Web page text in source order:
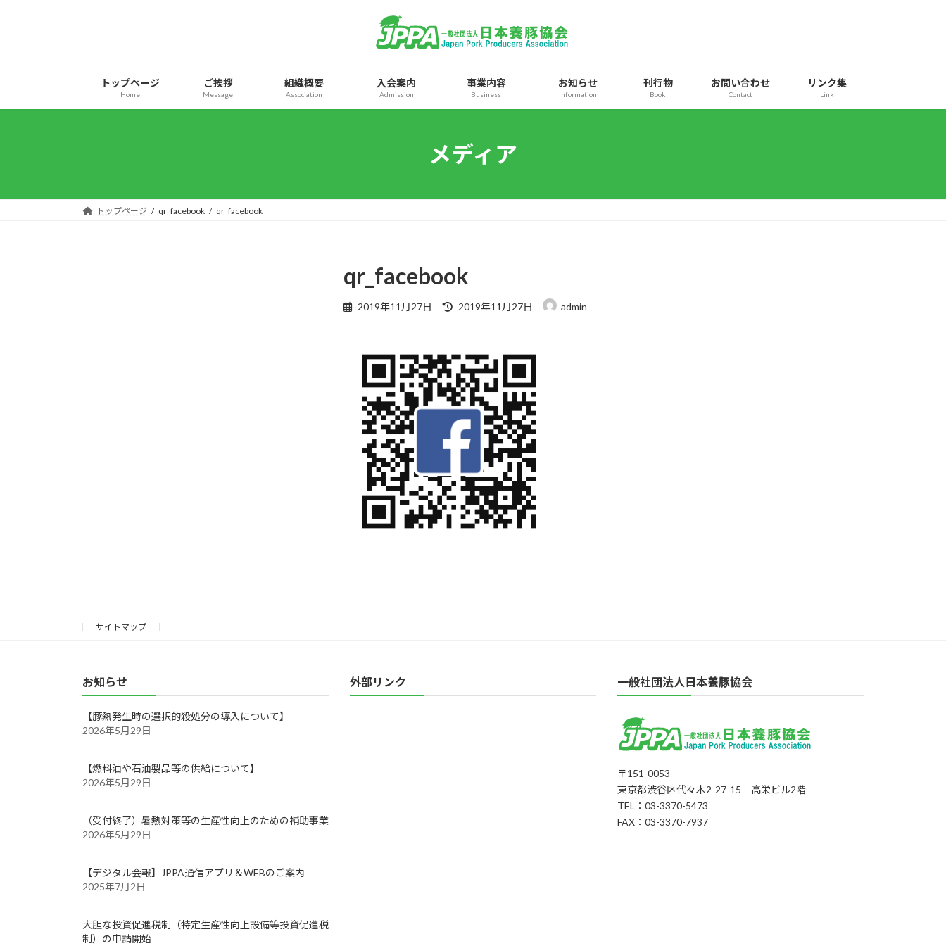
ス
ン
トップページ
Home
ご挨拶
Message
組織概要
Association
入会案内
Admission
事業内容
Business
お知らせ
Information
刊行物
Book
お問い合わせ
Contact
リンク集
Link
メディア
トップページ qr_facebook qr_facebook
qr_facebook
2019年11月27日
最
日
時
:
2019年11月27日 admin
サイトマップ
お知らせ
【豚熱発生時の選択的殺処分の導入について】
2026年5月29日
【燃料油や石油製品等の供給について】
2026年5月29日
（受付終了）暑熱対策等の生産性向上のための補助事業
2026年5月29日
【デジタル会報】JPPA通信アプリ＆WEBのご案内
2025年7月2日
大胆な投資促進税制（特定生産性向上設備等投資促進税
制）の申請開始
外部リンク 一般社団法人日本養豚協会
〒151-0053
東京都渋谷区代々木2-27-15 高栄ビル2階
TEL：03-3370-5473
FAX：03-3370-7937